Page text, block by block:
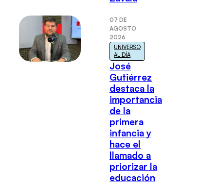
07 DE
AGOSTO
2026
UNIVERSO
AL DÍA
José
Gutiérrez
destaca la
importancia
de la
primera
infancia y
hace el
llamado a
priorizar la
educación